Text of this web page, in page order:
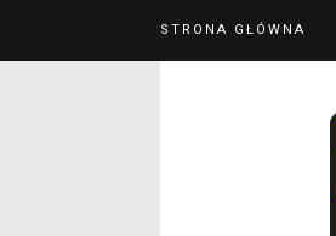
STRONA GŁÓWNA